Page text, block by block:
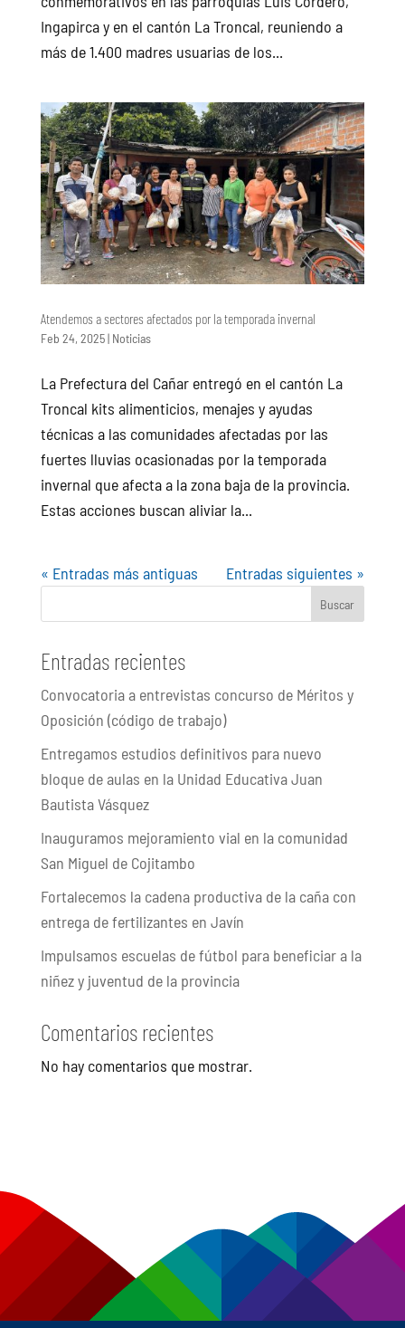
Ingapirca y en el cantón La Troncal, reuniendo a
más de 1.400 madres usuarias de los...
Atendemos a sectores afectados por la temporada invernal
Feb 24, 2025| Noticias
La Prefectura del Cañar entregó en el cantón La
Troncal kits alimenticios, menajes y ayudas
técnicas a las comunidades afectadas por las
fuertes lluvias ocasionadas por la temporada
invernal que afecta a la zona baja de la provincia.
Estas acciones buscan aliviar la...
« Entradas más antiguas Entradas siguientes »
Buscar
Entradas recientes
Convocatoria a entrevistas concurso de Méritos y
Oposición (código de trabajo)
Entregamos estudios definitivos para nuevo
bloque de aulas en la Unidad Educativa Juan
Bautista Vásquez
Inauguramos mejoramiento vial en la comunidad
San Miguel de Cojitambo
Fortalecemos la cadena productiva de la caña con
entrega de fertilizantes en Javín
Impulsamos escuelas de fútbol para beneficiar a la
niñez y juventud de la provincia
Comentarios recientes
No hay comentarios que mostrar.